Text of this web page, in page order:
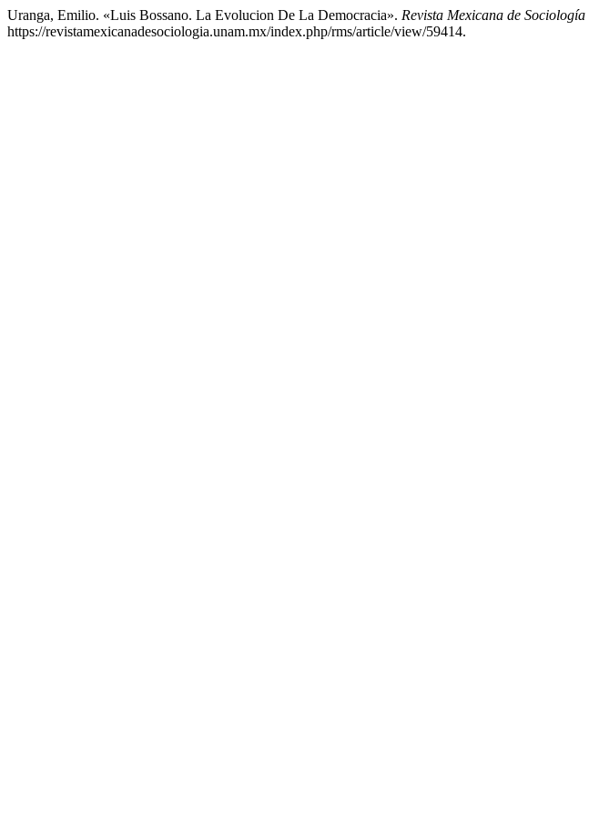
Uranga, Emilio. «Luis Bossano. La Evolucion De La Democracia». Revista Mexicana de Sociología
https://revistamexicanadesociologia.unam.mx/index.php/rms/article/view/59414.